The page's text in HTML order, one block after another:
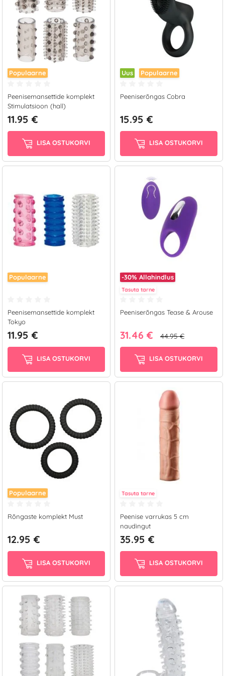
Populaarne
Peenisemansettide komplekt
Stimulatsioon (hall)
11.95 €
LISA OSTUKORVI
Uus Populaarne
Peeniserõngas Cobra
15.95 €
LISA OSTUKORVI
Populaarne
Peenisemansettide komplekt
Tokyo
11.95 €
LISA OSTUKORVI
-30% Allahindlus
Tasuta tarne
Peeniserõngas Tease & Arouse
31.46 € 44.95 €
LISA OSTUKORVI
Populaarne
Rõngaste komplekt Must
12.95 €
LISA OSTUKORVI
Tasuta tarne
Peenise varrukas 5 cm
naudingut
35.95 €
LISA OSTUKORVI